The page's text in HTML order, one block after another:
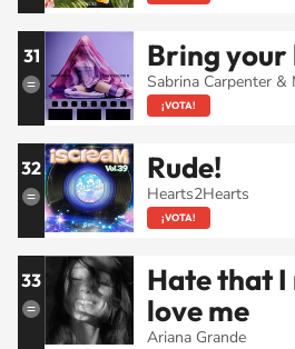
31 Bring your
Sabrina Carpenter &
¡VOTA!
32 Rude!
Hearts2Hearts
¡VOTA!
33
Hate that I
love me
Ariana Grande